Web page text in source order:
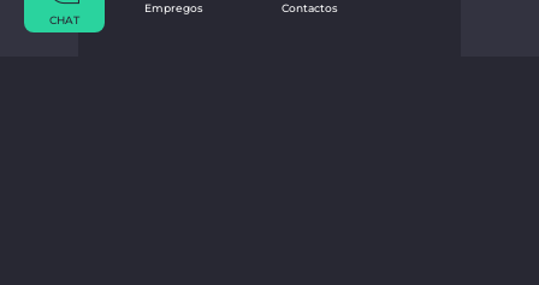
Empregos
Contactos
CHAT